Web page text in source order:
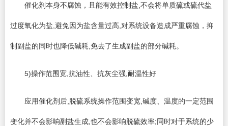
催化剂本身不腐蚀，且能有效控制盐,不会将单质硫或硫代盐
过度氧化为盐,避免因为盐含量过高,对系统设备造成严重腐蚀，抑
制副盐的同时也降低碱耗,免去了生成副盐的部分碱耗。
5)操作范围宽,抗油性、抗灰尘强,耐温性好
应用催化剂后,脱硫系统操作范围变宽,碱度、温度的一定范围
变化并不会影响副盐生成,也不会影响脱硫效率;同时对于系统的少